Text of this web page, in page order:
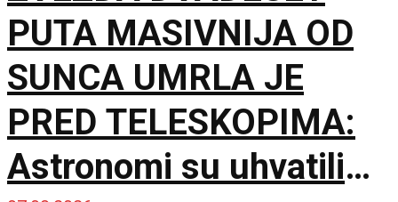
PUTA MASIVNIJA OD
SUNCA UMRLA JE
PRED TELESKOPIMA:
Astronomi su uhvatili